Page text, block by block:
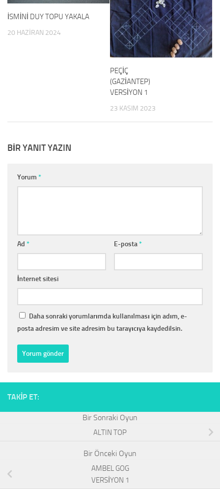
İSMİNİ DUY TOPU YAKALA
20 HAZIRAN 2024
PEÇİÇ
(GAZİANTEP)
VERSİYON 1
23 KASIM 2023
BIR YANIT YAZIN
Yorum *
Ad * E-posta*
İnternet sitesi
Daha sonraki yorumlarımda kullanılması için adım, e-
posta adresim ve site adresim bu tarayıcıya kaydedilsin.
TAKIP ET:
ALTIN TOP
AMBEL GOG
VERSİYON 1